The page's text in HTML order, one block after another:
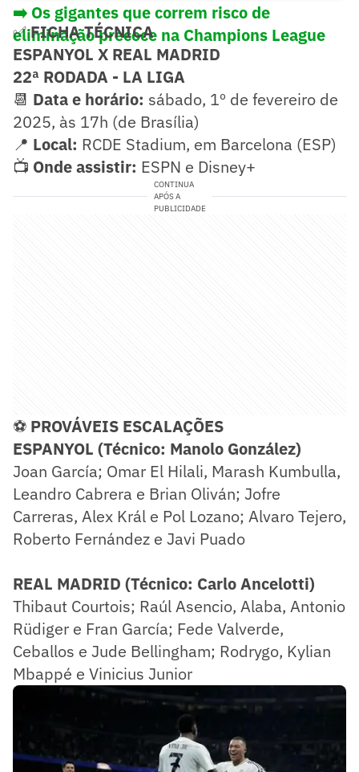
➡️ Os gigantes que correm risco de
eliminação precoce na Champions League
✅FICHA TÉCNICA
ESPANYOL X REAL MADRID
22ª RODADA - LA LIGA
📆 Data e horário: sábado, 1º de fevereiro de
2025, às 17h (de Brasília)
📍 Local: RCDE Stadium, em Barcelona (ESP)
📺 Onde assistir: ESPN e Disney+
CONTINUA
APÓS A
PUBLICIDADE
⚽ PROVÁVEIS ESCALAÇÕES
ESPANYOL (Técnico: Manolo González)
Joan García; Omar El Hilali, Marash Kumbulla,
Leandro Cabrera e Brian Oliván; Jofre
Carreras, Alex Král e Pol Lozano; Alvaro Tejero,
Roberto Fernández e Javi Puado
REAL MADRID (Técnico: Carlo Ancelotti)
Thibaut Courtois; Raúl Asencio, Alaba, Antonio
Rüdiger e Fran García; Fede Valverde,
Ceballos e Jude Bellingham; Rodrygo, Kylian
Mbappé e Vinicius Junior